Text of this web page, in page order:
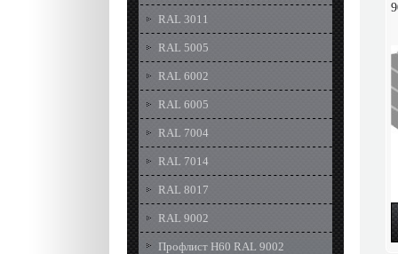
RAL 3011
RAL 5005
RAL 6002
RAL 6005
RAL 7004
RAL 7014
RAL 8017
RAL 9002
Профлист Н60 RAL 9002